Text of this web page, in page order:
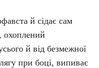
й сідає сам
охоплений
й від безмежної
при боці, випиває